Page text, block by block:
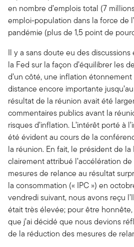
en nombre d’emplois total (7
emploi-population dans la force de
pandémie (plus de 1,5 point de
Il y a sans doute eu des
la Fed sur la façon d’équilibrer les
d’un côté, une inflation étonnement
distance encore importante
résultat de la réunion avait été
commentaires publics avant la
risques d’inflation. L’intérêt porté à
été évident au cours de la
la réunion. En fait, le président de
clairement attribué l’accélération
mesures de relance au résultat
la consommation (« IPC ») en
vendredi suivant, nous avons reçu
était très élevée; pour être
que j’ai décidé que nous devions
de la réduction des mesures de